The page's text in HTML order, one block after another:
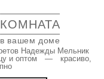
КОМНАТА
в вашем доме
Надежды Мельник
и оптом — красиво,